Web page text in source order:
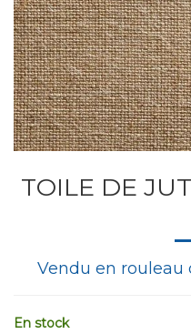
TOILE DE
Vendu en rouleau
En stock